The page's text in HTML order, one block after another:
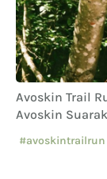
Avoskin Trail
Avoskin
#avoskintrailrun